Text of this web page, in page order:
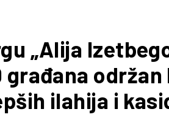
„Alija
građana
ilahija i